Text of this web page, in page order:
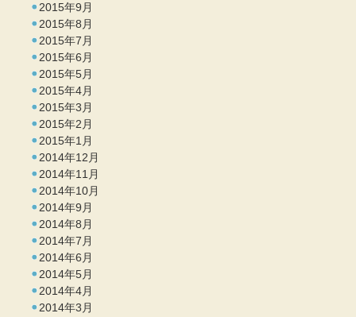
2015年9月
2015年8月
2015年7月
2015年6月
2015年5月
2015年4月
2015年3月
2015年2月
2015年1月
2014年12月
2014年11月
2014年10月
2014年9月
2014年8月
2014年7月
2014年6月
2014年5月
2014年4月
2014年3月